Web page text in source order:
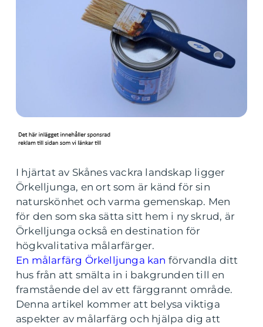
I hjärtat av Skånes vackra landskap ligger
Örkelljunga, en ort som är känd för sin
naturskönhet och varma gemenskap. Men
för den som ska sätta sitt hem i ny skrud, är
Örkelljunga också en destination för
högkvalitativa målarfärger.
En målarfärg Örkelljunga kan förvandla ditt
hus från att smälta in i bakgrunden till en
framstående del av ett färggrannt område.
Denna artikel kommer att belysa viktiga
aspekter av målarfärg och hjälpa dig att